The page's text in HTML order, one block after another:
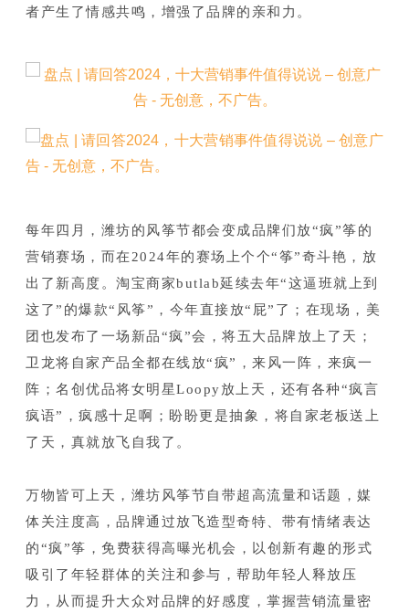
者产生了情感共鸣，增强了品牌的亲和力。
每年四月，潍坊的风筝节都会变成品牌们放“疯”筝的
营销赛场，而在2024年的赛场上个个“筝”奇斗艳，放
出了新高度。 淘宝商家butlab延续去年“这逼班就上到
这了”的爆款“风筝”，今年直接放“屁”了； 在现场，美
团也发布了一场新品“疯”会，将五大品牌放上了天；
卫龙将自家产品全都在线放“疯”，来风一阵，来疯一
阵； 名创优品将女明星Loopy放上天，还有各种“疯言
疯语”，疯感十足啊； 盼盼更是抽象，将自家老板送上
了天，真就放飞自我了。
万物皆可上天，潍坊风筝节自带超高流量和话题，媒
体关注度高，品牌通过放飞造型奇特、带有情绪表达
的“疯”筝，免费获得高曝光机会，以创新有趣的形式
吸引了年轻群体的关注和参与，帮助年轻人释放压
力，从而提升大众对品牌的好感度，掌握营销流量密